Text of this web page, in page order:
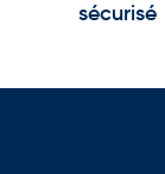
sécurisé